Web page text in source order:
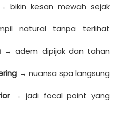
bikin kesan mewah sejak
natural tanpa terlihat
→ adem dipijak dan tahan
→ nuansa spa langsung
→ jadi focal point yang